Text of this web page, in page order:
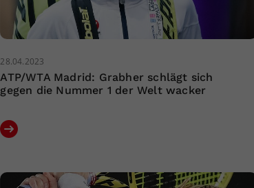
28.04.2023
ATP/WTA Madrid: Grabher schlägt sich
gegen die Nummer 1 der Welt wacker